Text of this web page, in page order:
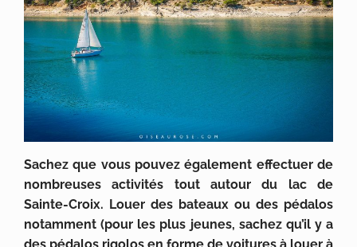
Sachez que vous pouvez également effectuer de
nombreuses activités tout autour du lac de
Sainte-Croix. Louer des bateaux ou des pédalos
notamment (pour les plus jeunes, sachez qu’il y a
des pédalos rigolos en forme de voitures à louer à